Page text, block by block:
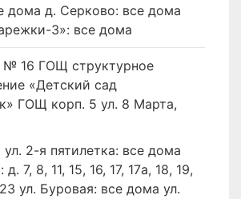
дома д. Серково: все дома
3»: все дома
16 ГОЩ структурное
«Детский сад
ГОЩ корп. 5 ул. 8 Марта,
2-я пятилетка: все дома
7, 8, 11, 15, 16, 17, 17a, 18, 19,
ул. Буровая: все дома ул.